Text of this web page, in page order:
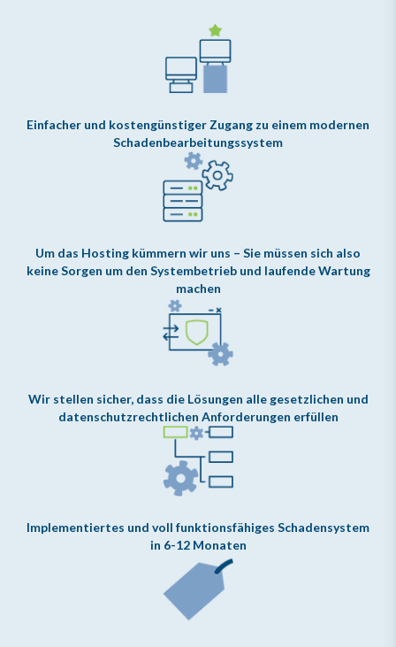
Einfacher und kostengünstiger Zugang zu einem modernen
Schadenbearbeitungssystem
Um das Hosting kümmern wir uns – Sie müssen sich also
keine Sorgen um den Systembetrieb und laufende Wartung
machen
Wir stellen sicher, dass die Lösungen alle gesetzlichen und
datenschutzrechtlichen Anforderungen erfüllen
Implementiertes und voll funktionsfähiges Schadensystem
in 6-12 Monaten